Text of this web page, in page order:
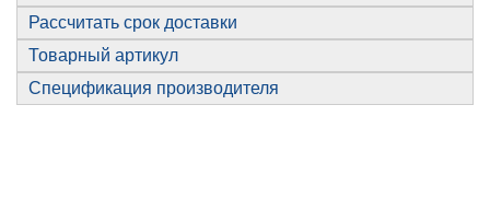
Рассчитать срок доставки
Товарный артикул
Спецификация производителя